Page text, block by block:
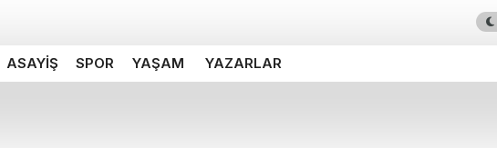
ASAYIŞ SPOR YAŞAM YAZARLAR